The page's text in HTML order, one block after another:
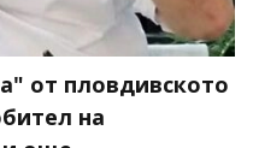
от пловдивското
на